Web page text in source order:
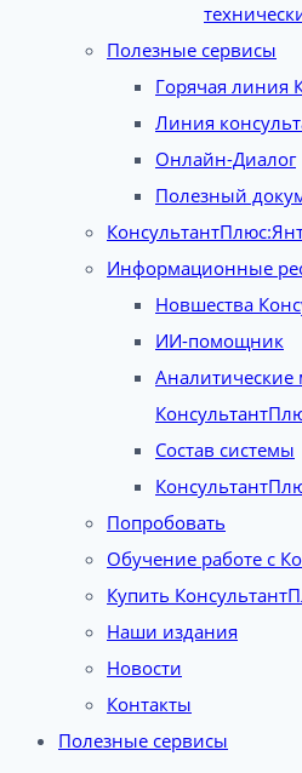
Полезные сервисы
Горячая линия
Линия
Онлайн-Диалог
Полезный
Информационные
Новшества
ИИ-помощник
Аналитические
Состав системы
Попробовать
Обучение работе с
Купить
Наши издания
Новости
Контакты
Полезные сервисы